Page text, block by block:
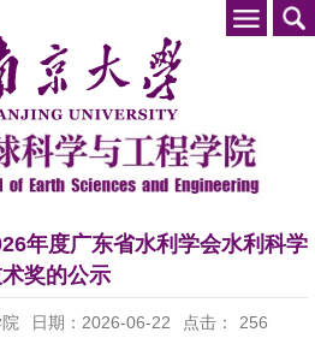
年度广东省水利学会水利科学
奖的公示
日期：2026-06-22 点击： 256